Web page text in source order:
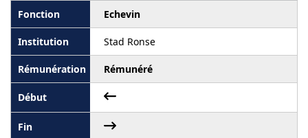
Echevin
Stad Ronse
Rémunéré